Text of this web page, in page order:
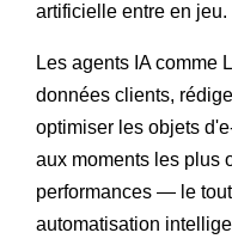
artificielle entre en jeu.
Les agents IA comme
données clients,
optimiser les objets
aux moments les plus
performances — le
automatisation